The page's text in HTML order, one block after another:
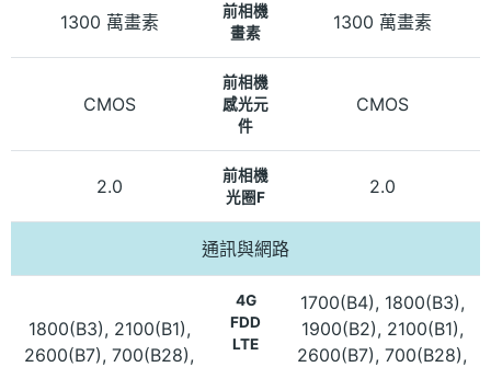
1300 萬畫素
前相機
畫素
1300 萬畫素
CMOS
前相機
感光元
件
CMOS
2.0
前相機
光圈F
2.0
通訊與網路
1800(B3), 2100(B1),
2600(B7), 700(B28),
4G
FDD
LTE
1700(B4), 1800(B3),
1900(B2), 2100(B1),
2600(B7), 700(B28),